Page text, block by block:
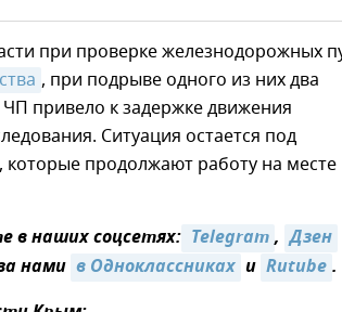
при проверке железнодорожных
, при подрыве одного из них два
привело к задержке движения
Ситуация остается под
продолжают работу на месте
в наших соцсетях: Telegram, Дзен
нами в Одноклассниках и Rutube.